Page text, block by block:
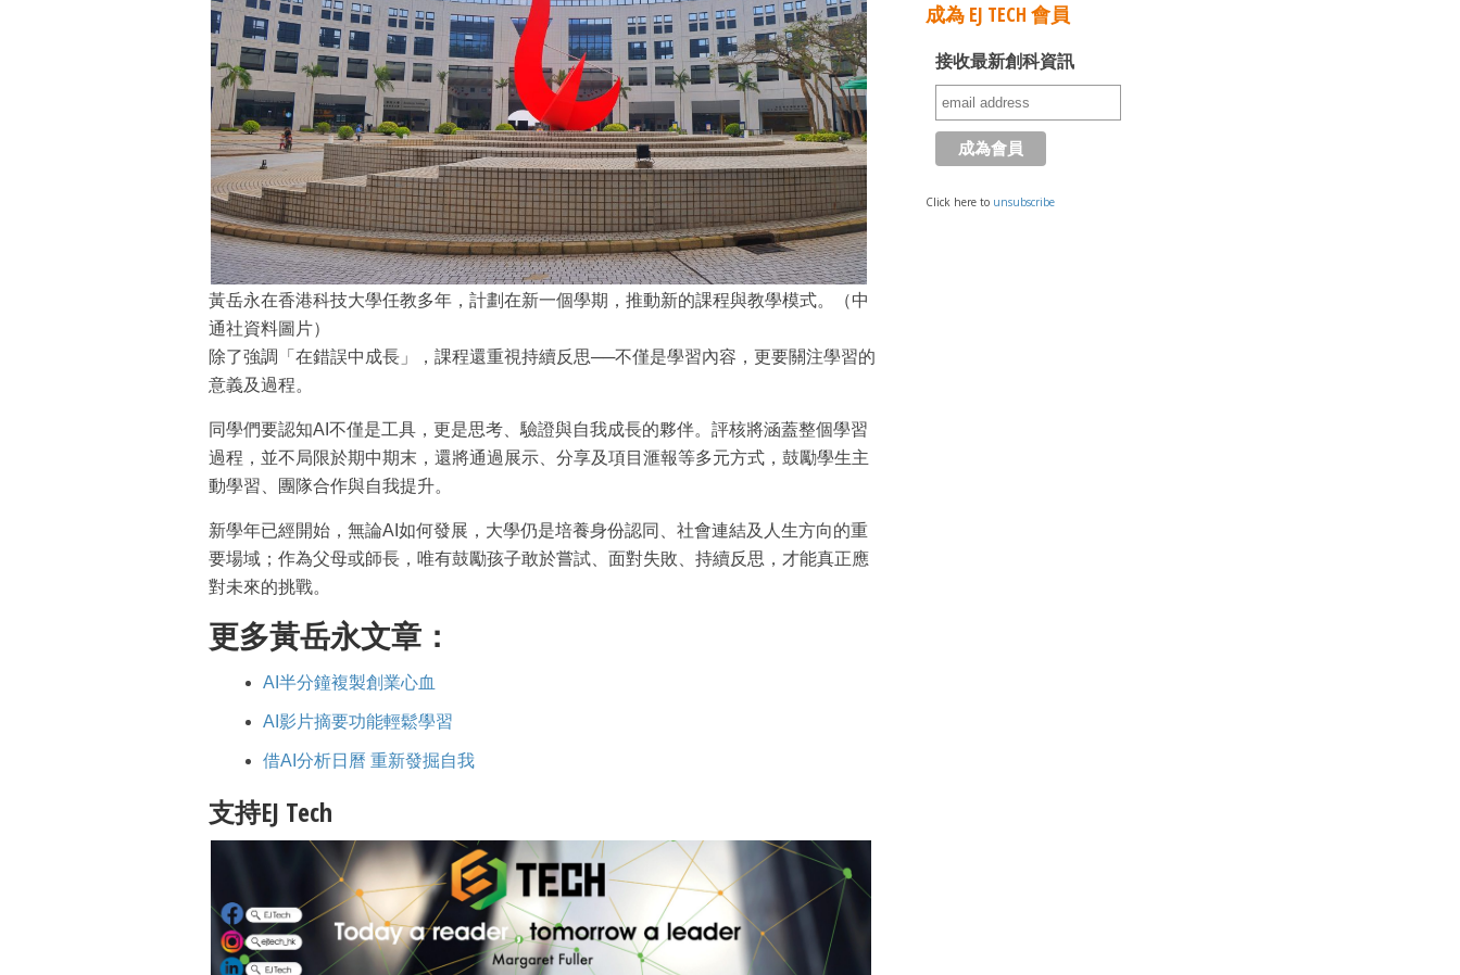
黃岳永在香港科技大學任教多年，計劃在新一個學期，推動新的課程與教學模式。（中
通社資料圖片）
除了強調「在錯誤中成長」，課程還重視持續反思──不僅是學習內容，更要關注學習的
意義及過程。
同學們要認知AI不僅是工具，更是思考、驗證與自我成長的夥伴。評核將涵蓋整個學習
過程，並不局限於期中期末，還將通過展示、分享及項目滙報等多元方式，鼓勵學生主
動學習、團隊合作與自我提升。
新學年已經開始，無論AI如何發展，大學仍是培養身份認同、社會連結及人生方向的重
要場域；作為父母或師長，唯有鼓勵孩子敢於嘗試、面對失敗、持續反思，才能真正應
對未來的挑戰。
更多黃岳永文章：
AI半分鐘複製創業心血
AI影片摘要功能輕鬆學習
借AI分析日曆 重新發掘自我
支持EJ Tech
成為 EJ TECH 會員
接收最新創科資訊
Click here to unsubscribe